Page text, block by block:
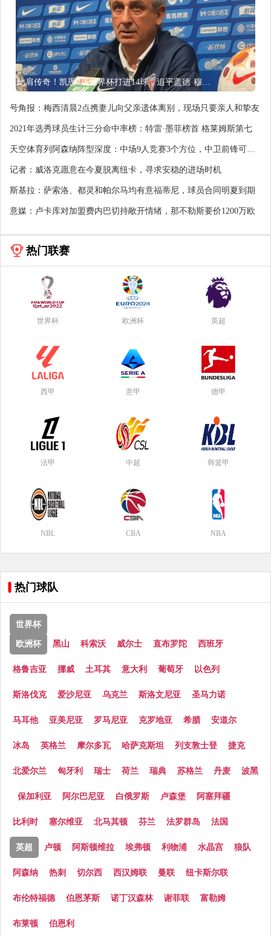
比肩传奇！凯恩3届世界杯打进14球，追平盖德·穆勒并排前史第5
号角报：梅西清晨2点携妻儿向父亲遗体离别，现场只要亲人和挚友
2021年选秀球员生计三分命中率榜：特雷·墨菲榜首 格莱姆斯第七
天空体育列阿森纳阵型深度：中场9人竞赛3个方位，中卫前锋可加
记者：威洛克愿意在今夏脱离纽卡，寻求安稳的进场时机
斯基拉：萨索洛、都灵和帕尔马均有意福蒂尼，球员合同明夏到期
意媒：卢卡库对加盟费内巴切持敞开情绪，那不勒斯要价1200万欧
热门联赛
世界杯 欧洲杯 英超
西甲 意甲 德甲
法甲 中超 韩篮甲
NBL CBA NBA
热门球队
世界杯
欧洲杯 黑山 科索沃 威尔士 直布罗陀 西班牙
格鲁吉亚 挪威 土耳其 意大利 葡萄牙 以色列
斯洛伐克 爱沙尼亚 乌克兰 斯洛文尼亚 圣马力诺
马耳他 亚美尼亚 罗马尼亚 克罗地亚 希腊 安道尔
冰岛 英格兰 摩尔多瓦 哈萨克斯坦 列支敦士登 捷克
北爱尔兰 匈牙利 瑞士 荷兰 瑞典 苏格兰 丹麦 波黑
保加利亚 阿尔巴尼亚 白俄罗斯 卢森堡 阿塞拜疆
比利时 塞尔维亚 北马其顿 芬兰 法罗群岛 法国
英超 卢顿 阿斯顿维拉 埃弗顿 利物浦 水晶宫 狼队
阿森纳 热刺 切尔西 西汉姆联 曼联 纽卡斯尔联
布伦特福德 伯恩茅斯 诺丁汉森林 谢菲联 富勒姆
布莱顿 伯恩利